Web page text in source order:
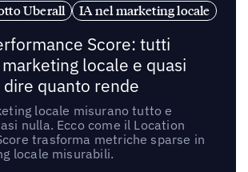
Uberall
IA nel marketing locale
Score: tutti
locale e quasi
dire quanto rende
locale misurano tutto e
nulla. Ecco come il Location
trasforma metriche sparse in
locale misurabili.